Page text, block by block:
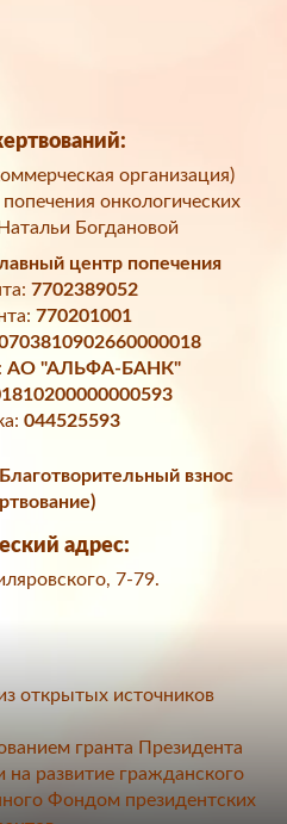
организация)
онкологических
Богдановой
центр попечения
7702389052
770201001
АО "АЛЬФА-БАНК"
044525593
Благотворительный взнос
адрес:
7-79.
открытых источников
гранта Президента
развитие гражданского
Фондом президентских